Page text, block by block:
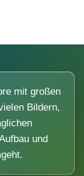
mit großen
Bildern,
und